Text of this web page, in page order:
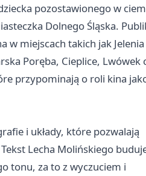
pozostawionego w
Dolnego Śląska.
w miejscach takich jak Jelenia
Poręba, Cieplice, Lwówek
przypominają o roli kina
i układy, które pozwalają
Lecha Molińskiego
tonu, za to z wyczuciem i